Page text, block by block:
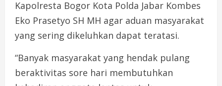
Kapolresta Bogor Kota Polda Jabar Kombes
Eko Prasetyo SH MH agar aduan masyarakat
yang sering dikeluhkan dapat teratasi.
“Banyak masyarakat yang hendak pulang
beraktivitas sore hari membutuhkan